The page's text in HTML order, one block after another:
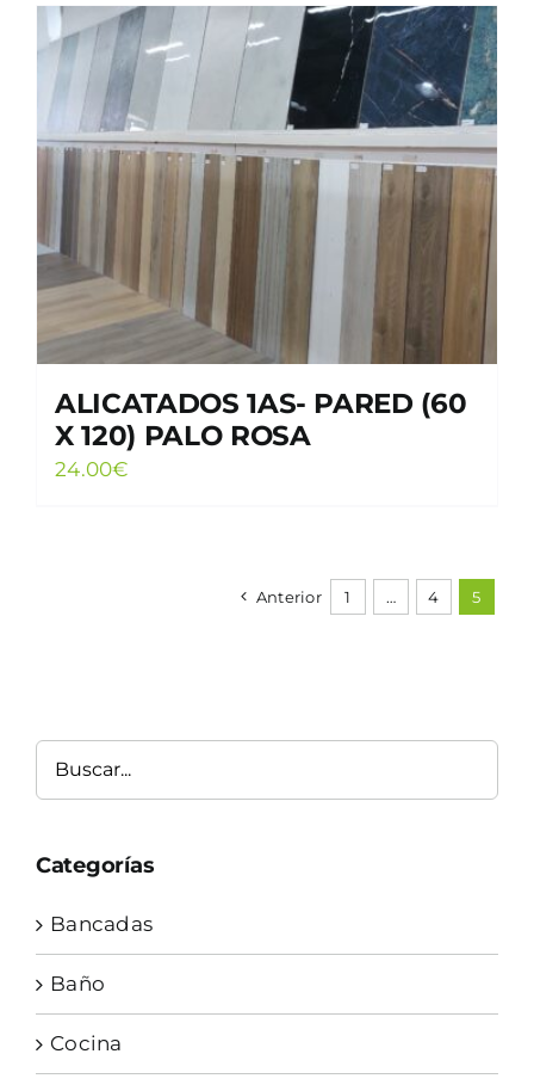
ALICATADOS 1AS- PARED (60
X 120) PALO ROSA
24.00€
Anterior 1 … 4 5
Buscar
Categorías
Bancadas
Baño
Cocina